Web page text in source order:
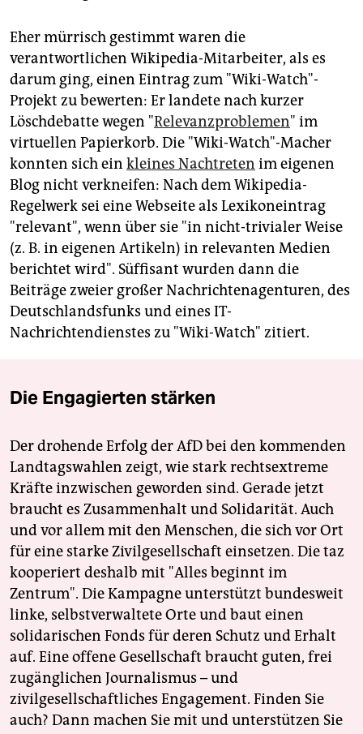
Eher mürrisch gestimmt waren die
verantwortlichen Wikipedia-Mitarbeiter, als es
darum ging, einen Eintrag zum "Wiki-Watch"-
Projekt zu bewerten: Er landete nach kurzer
Löschdebatte wegen "Relevanzproblemen" im
virtuellen Papierkorb. Die "Wiki-Watch"-Macher
konnten sich ein kleines Nachtreten im eigenen
Blog nicht verkneifen: Nach dem Wikipedia-
Regelwerk sei eine Webseite als Lexikoneintrag
"relevant", wenn über sie "in nicht-trivialer Weise
(z. B. in eigenen Artikeln) in relevanten Medien
berichtet wird". Süffisant wurden dann die
Beiträge zweier großer Nachrichtenagenturen, des
Deutschlandsfunks und eines IT-
Nachrichtendienstes zu "Wiki-Watch" zitiert.
Die Engagierten stärken
Der drohende Erfolg der AfD bei den kommenden
Landtagswahlen zeigt, wie stark rechtsextreme
Kräfte inzwischen geworden sind. Gerade jetzt
braucht es Zusammenhalt und Solidarität. Auch
und vor allem mit den Menschen, die sich vor Ort
für eine starke Zivilgesellschaft einsetzen. Die taz
kooperiert deshalb mit "Alles beginnt im
Zentrum". Die Kampagne unterstützt bundesweit
linke, selbstverwaltete Orte und baut einen
solidarischen Fonds für deren Schutz und Erhalt
auf. Eine offene Gesellschaft braucht guten, frei
zugänglichen Journalismus – und
zivilgesellschaftliches Engagement. Finden Sie
auch? Dann machen Sie mit und unterstützen Sie